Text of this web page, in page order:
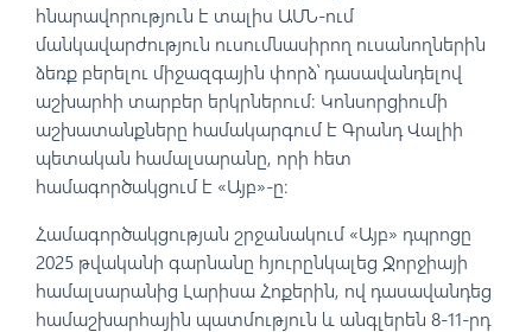
հնարավորություն է տալիս ԱՄՆ-ում
մանկավարժություն ուսումնասիրող ուսանողներին
ձեռք բերելու միջազգային փորձ՝ դասավանդելով
աշխարհի տարբեր երկրներում։ Կոնսորցիումի
աշխատանքները համակարգում է Գրանդ Վալիի
պետական համալսարանը, որի հետ
համագործակցում է «Այբ»-ը։
Համագործակցության շրջանակում «Այբ» դպրոցը
2025 թվականի գարնանը հյուրընկալեց Ջորջիայի
համալսարանից Լարիսա Հոքերին, ով դասավանդեց
համաշխարհային պատմություն և անգլերեն 8-11-րդ